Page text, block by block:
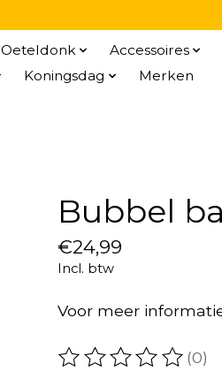
Oeteldonk Accessoires
Koningsdag Merken
Bubbel
€24,99
Incl. btw
Voor meer
De beoordeling van
(0)